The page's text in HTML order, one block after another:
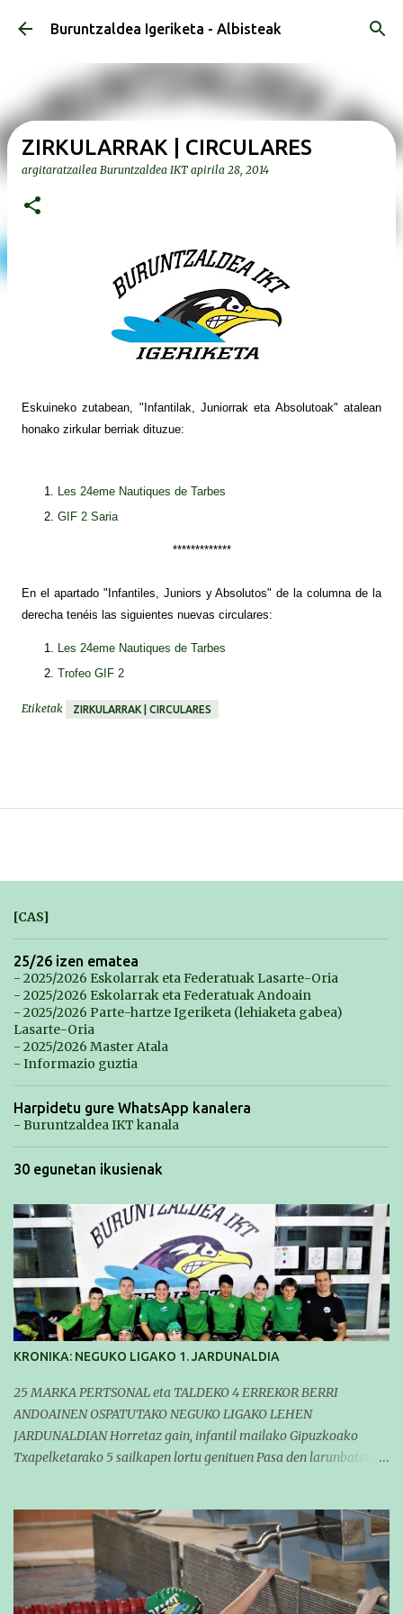
Saltatu eta joan eduki nagusira
Buruntzaldea Igeriketa - Albisteak
ZIRKULARRAK | CIRCULARES
argitaratzailea Buruntzaldea IKT apirila 28, 2014
Eskuineko zutabean, "Infantilak, Juniorrak eta Absolutoak" atalean
honako zirkular berriak dituzue:
Les 24eme Nautiques de Tarbes
GIF 2 Saria
*************
En el apartado "Infantiles, Juniors y Absolutos" de la columna de la
derecha tenéis las siguientes nuevas circulares:
Les 24eme Nautiques de Tarbes
Trofeo GIF 2
Etiketak ZIRKULARRAK | CIRCULARES
[CAS]
25/26 izen ematea
- 2025/2026 Eskolarrak eta Federatuak Lasarte-Oria
- 2025/2026 Eskolarrak eta Federatuak Andoain
- 2025/2026 Parte-hartze Igeriketa (lehiaketa gabea)
Lasarte-Oria
- 2025/2026 Master Atala
- Informazio guztia
Harpidetu gure WhatsApp kanalera
- Buruntzaldea IKT kanala
30 egunetan ikusienak
KRONIKA: NEGUKO LIGAKO 1. JARDUNALDIA
25 MARKA PERTSONAL eta TALDEKO 4 ERREKOR BERRI
ANDOAINEN OSPATUTAKO NEGUKO LIGAKO LEHEN
JARDUNALDIAN Horretaz gain, infantil mailako Gipuzkoako
Txapelketarako 5 sailkapen lortu genituen Pasa den larunbatean
hartzen. Bertan gure taldeko 16 igerilari aritu ziren. Denboraldiari
hasera ona eman zioten gue taldekideek. Ohikoa den bezela, garai
honetan entrenamendua da jardueraren funtsa eta hori alde
batera utzi gabe ekin zioten beti gogotsu hartzen duten
denboraldiko lehen jardunaldiari. Entrenamenduan buru belarri